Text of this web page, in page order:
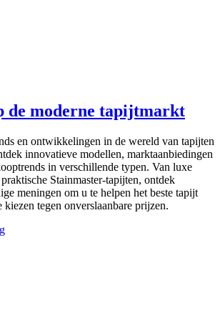
de moderne tapijtmarkt
en ontwikkelingen in de wereld van tapijten
innovatieve modellen, marktaanbiedingen
in verschillende typen. Van luxe
Stainmaster-tapijten, ontdek
meningen om u te helpen het beste tapijt
tegen onverslaanbare prijzen.